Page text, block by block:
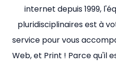
internet depuis 1999,
pluridisciplinaires est à
service pour vous
Web, et Print ! Parce qu'il